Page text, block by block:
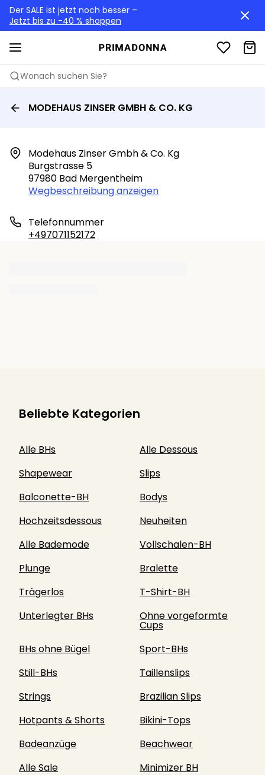
Der SALE ist jetzt noch besser –
Jetzt bis zu -40 % shoppen
Wonach suchen Sie?
MODEHAUS ZINSER GMBH & CO. KG
Modehaus Zinser Gmbh & Co. Kg
Burgstrasse 5
97980 Bad Mergentheim
Wegbeschreibung anzeigen
Telefonnummer
+497071152172
Beliebte Kategorien
Alle BHs
Alle Dessous
Shapewear
Slips
Balconette-BH
Bodys
Hochzeitsdessous
Neuheiten
Alle Bademode
Vollschalen-BH
Plunge
Bralette
Trägerlos
T-Shirt-BH
Unterlegter BHs
Ohne vorgeformte
Cups
BHs ohne Bügel
Sport-BHs
Still-BHs
Taillenslips
Strings
Brazilian Slips
Hotpants & Shorts
Bikini-Tops
Badeanzüge
Beachwear
Alle Sale
Minimizer BH